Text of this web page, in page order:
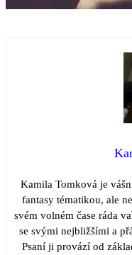
Kamila Tomková je
fantasy tématikou, ale
svém volném čase ráda
se svými nejbližšími a
Psaní ji provází od